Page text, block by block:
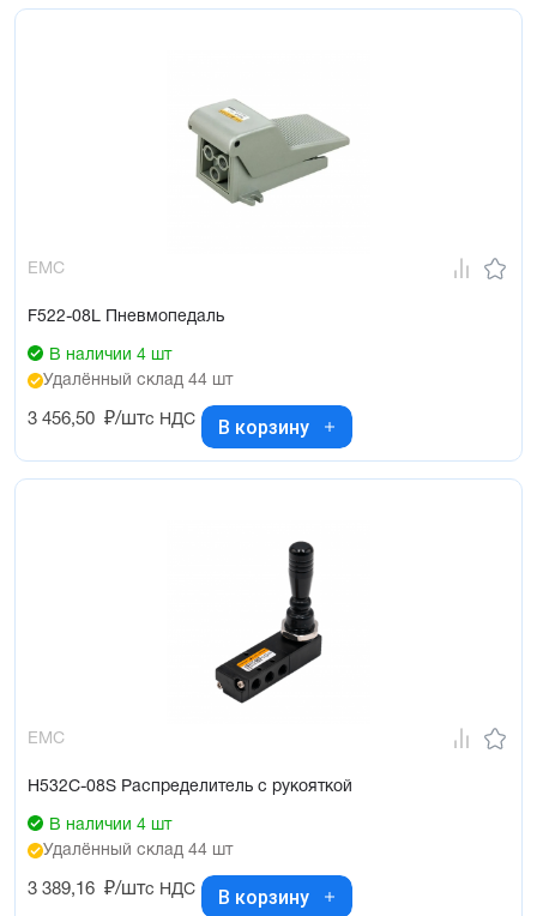
EMC
F522-08L Пневмопедаль
В наличии 4 шт
Удалённый склад 44 шт
3 456,50 ₽/штс НДС В корзину
EMC
H532C-08S Распределитель с рукояткой
В наличии 4 шт
Удалённый склад 44 шт
3 389,16 ₽/штс НДС В корзину